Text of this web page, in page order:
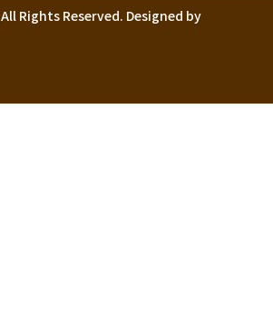
All Rights Reserved. Designed by